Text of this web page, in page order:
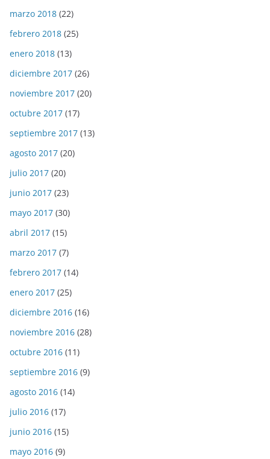
marzo 2018 (22)
febrero 2018 (25)
enero 2018 (13)
diciembre 2017 (26)
noviembre 2017 (20)
octubre 2017 (17)
septiembre 2017 (13)
agosto 2017 (20)
julio 2017 (20)
junio 2017 (23)
mayo 2017 (30)
abril 2017 (15)
marzo 2017 (7)
febrero 2017 (14)
enero 2017 (25)
diciembre 2016 (16)
noviembre 2016 (28)
octubre 2016 (11)
septiembre 2016 (9)
agosto 2016 (14)
julio 2016 (17)
junio 2016 (15)
mayo 2016 (9)